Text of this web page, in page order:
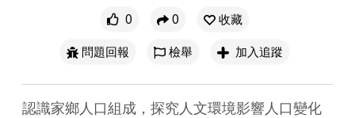
0 0
收藏
問題回報
檢舉 加入追蹤
認識家鄉人口組成，探究人文環境影響人口變化